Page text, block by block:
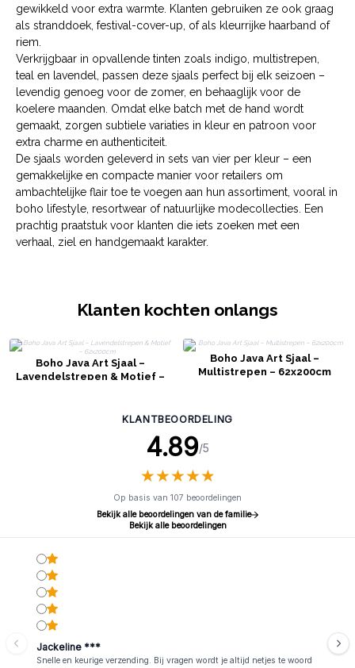
gewikkeld voor extra warmte. Klanten gebruiken ze ook graag
als stranddoek, festival-cover-up, of als kleurrijke haarband of
riem.
Verkrijgbaar in opvallende tinten zoals indigo, multistrepen,
teal en lavendel, passen deze sjaals perfect bij elk seizoen –
levendig genoeg voor de zomer, en behaaglijk voor de
koelere maanden. Omdat elke batch met de hand wordt
gemaakt, zorgen subtiele variaties in kleur en patroon voor
extra charme en authenticiteit.
De sjaals worden geleverd in sets van vier per kleur – een
gemakkelijke en compacte manier voor retailers om
ambachtelijke flair toe te voegen aan hun assortiment, vooral in
boho lifestyle, resortwear of natuurlijke modecollecties. Een
prachtig praatstuk voor klanten die iets zoeken met een
verhaal, ziel en handgemaakt karakter.
Klanten kochten onlangs
Boho Java Art Sjaal –
Lavendelstrepen & Motief –
Boho Java Art Sjaal –
Multistrepen – 62x200cm
KLANTBEOORDELING
4.89/5
★★★★★
★★★★★
Op basis van 107 beoordelingen
Bekijk alle beoordelingen van de familie
Bekijk alle beoordelingen
Jackeline ***
Snelle en keurige verzending. Bij vragen wordt je altijd netjes te woord